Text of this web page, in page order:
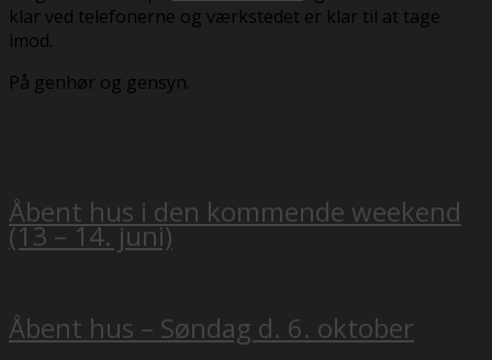
klar ved telefonerne og værkstedet er klar til at tage
imod.
På genhør og gensyn.
Åbent hus i den kommende weekend
(13 – 14. juni)
Åbent hus – Søndag d. 6. oktober